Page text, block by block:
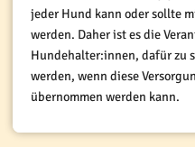
jeder Hund kann oder sollte
werden. Daher ist es die
Hundehalter:innen, dafür zu
werden, wenn diese
übernommen werden kann.